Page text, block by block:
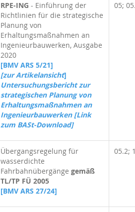
RPE-ING - Einführung der
Richtlinien für die strategische
Planung von
Erhaltungsmaßnahmen an
Ingenieurbauwerken, Ausgabe
2020
[BMV ARS 5/21]
[zur Artikelansicht]
Untersuchungsbericht zur
strategischen Planung von
Erhaltungsmaßnahmen an
Ingenieurbauwerken [Link
zum BASt-Download]
05;
Übergangsregelung für
wasserdichte
Fahrbahnübergänge gemäß
TL/TP FÜ 2005
[BMV ARS 27/24]
05.2;